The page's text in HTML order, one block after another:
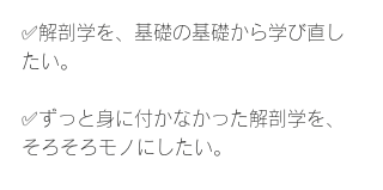
✅解剖学を、基礎の基礎から学び直し
たい。
✅ずっと身に付かなかった解剖学を、
そろそろモノにしたい。